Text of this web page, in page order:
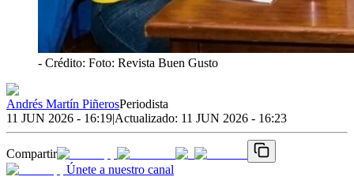
- Crédito: Foto: Revista Buen Gusto
Andrés Martín PiñerosPeriodista
11 JUN 2026 - 16:19|Actualizado: 11 JUN 2026 - 16:23
Compartir
Únete a nuestro canal